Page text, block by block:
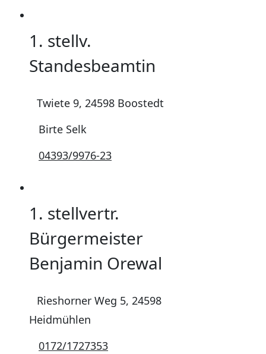
1. stellv.
Standesbeamtin
Twiete 9, 24598 Boostedt
Birte Selk
04393/9976-23
1. stellvertr.
Bürgermeister
Benjamin Orewal
Rieshorner Weg 5, 24598
Heidmühlen
0172/1727353